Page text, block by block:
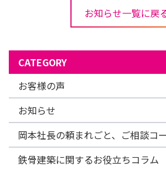
お知らせ一覧に戻
CATEGORY
お客様の声
お知らせ
岡本社長の頼まれごと、ご相談コ
鉄骨建築に関するお役立ちコラム